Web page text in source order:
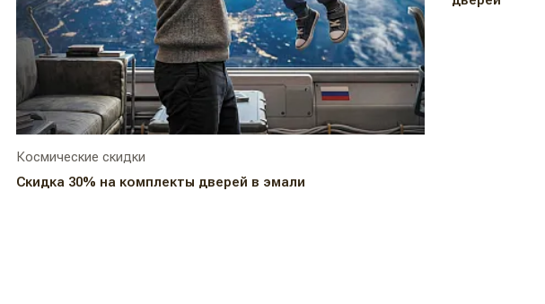
Космические скидки
Скидка 30% на комплекты дверей в эмали